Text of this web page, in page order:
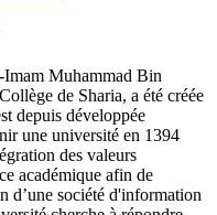
Muhammad Bin
de Sharia, a été créée
depuis développée
une université en 1394
des valeurs
académique afin de
d’une société d'information